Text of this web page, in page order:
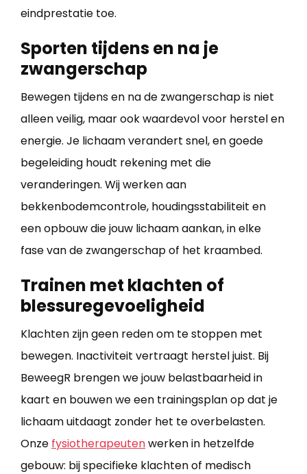
eindprestatie toe.
Sporten tijdens en na je
zwangerschap
Bewegen tijdens en na de zwangerschap is niet
alleen veilig, maar ook waardevol voor herstel en
energie. Je lichaam verandert snel, en goede
begeleiding houdt rekening met die
veranderingen. Wij werken aan
bekkenbodemcontrole, houdingsstabiliteit en
een opbouw die jouw lichaam aankan, in elke
fase van de zwangerschap of het kraambed.
Trainen met klachten of
blessuregevoeligheid
Klachten zijn geen reden om te stoppen met
bewegen. Inactiviteit vertraagt herstel juist. Bij
BeweegR brengen we jouw belastbaarheid in
kaart en bouwen we een trainingsplan op dat je
lichaam uitdaagt zonder het te overbelasten.
Onze fysiotherapeuten​ werken in hetzelfde
gebouw: bij specifieke klachten of medisch